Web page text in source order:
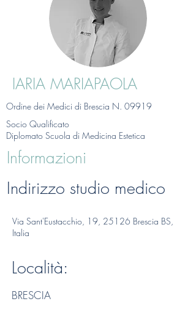
IARIA MARIAPAOLA
Ordine dei Medici di Brescia N. 09919
Socio Qualificato
Diplomato Scuola di Medicina Estetica
Informazioni
Indirizzo studio medico
Via Sant'Eustacchio, 19, 25126 Brescia BS,
Italia
Località:
BRESCIA